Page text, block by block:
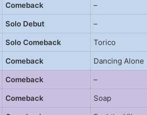
Comeback
–
Solo Debut
–
Solo Comeback
Torico
Comeback
Dancing Alone
Comeback
–
Comeback
Soap